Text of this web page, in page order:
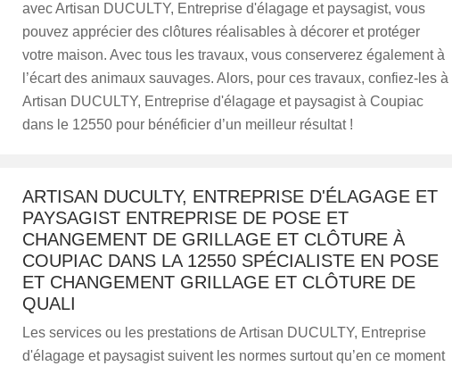
avec Artisan DUCULTY, Entreprise d'élagage et paysagist, vous
pouvez apprécier des clôtures réalisables à décorer et protéger
votre maison. Avec tous les travaux, vous conserverez également à
l’écart des animaux sauvages. Alors, pour ces travaux, confiez-les à
Artisan DUCULTY, Entreprise d'élagage et paysagist à Coupiac
dans le 12550 pour bénéficier d’un meilleur résultat !
ARTISAN DUCULTY, ENTREPRISE D'ÉLAGAGE ET
PAYSAGIST ENTREPRISE DE POSE ET
CHANGEMENT DE GRILLAGE ET CLÔTURE À
COUPIAC DANS LA 12550 SPÉCIALISTE EN POSE
ET CHANGEMENT GRILLAGE ET CLÔTURE DE
QUALI
Les services ou les prestations de Artisan DUCULTY, Entreprise
d'élagage et paysagist suivent les normes surtout qu’en ce moment